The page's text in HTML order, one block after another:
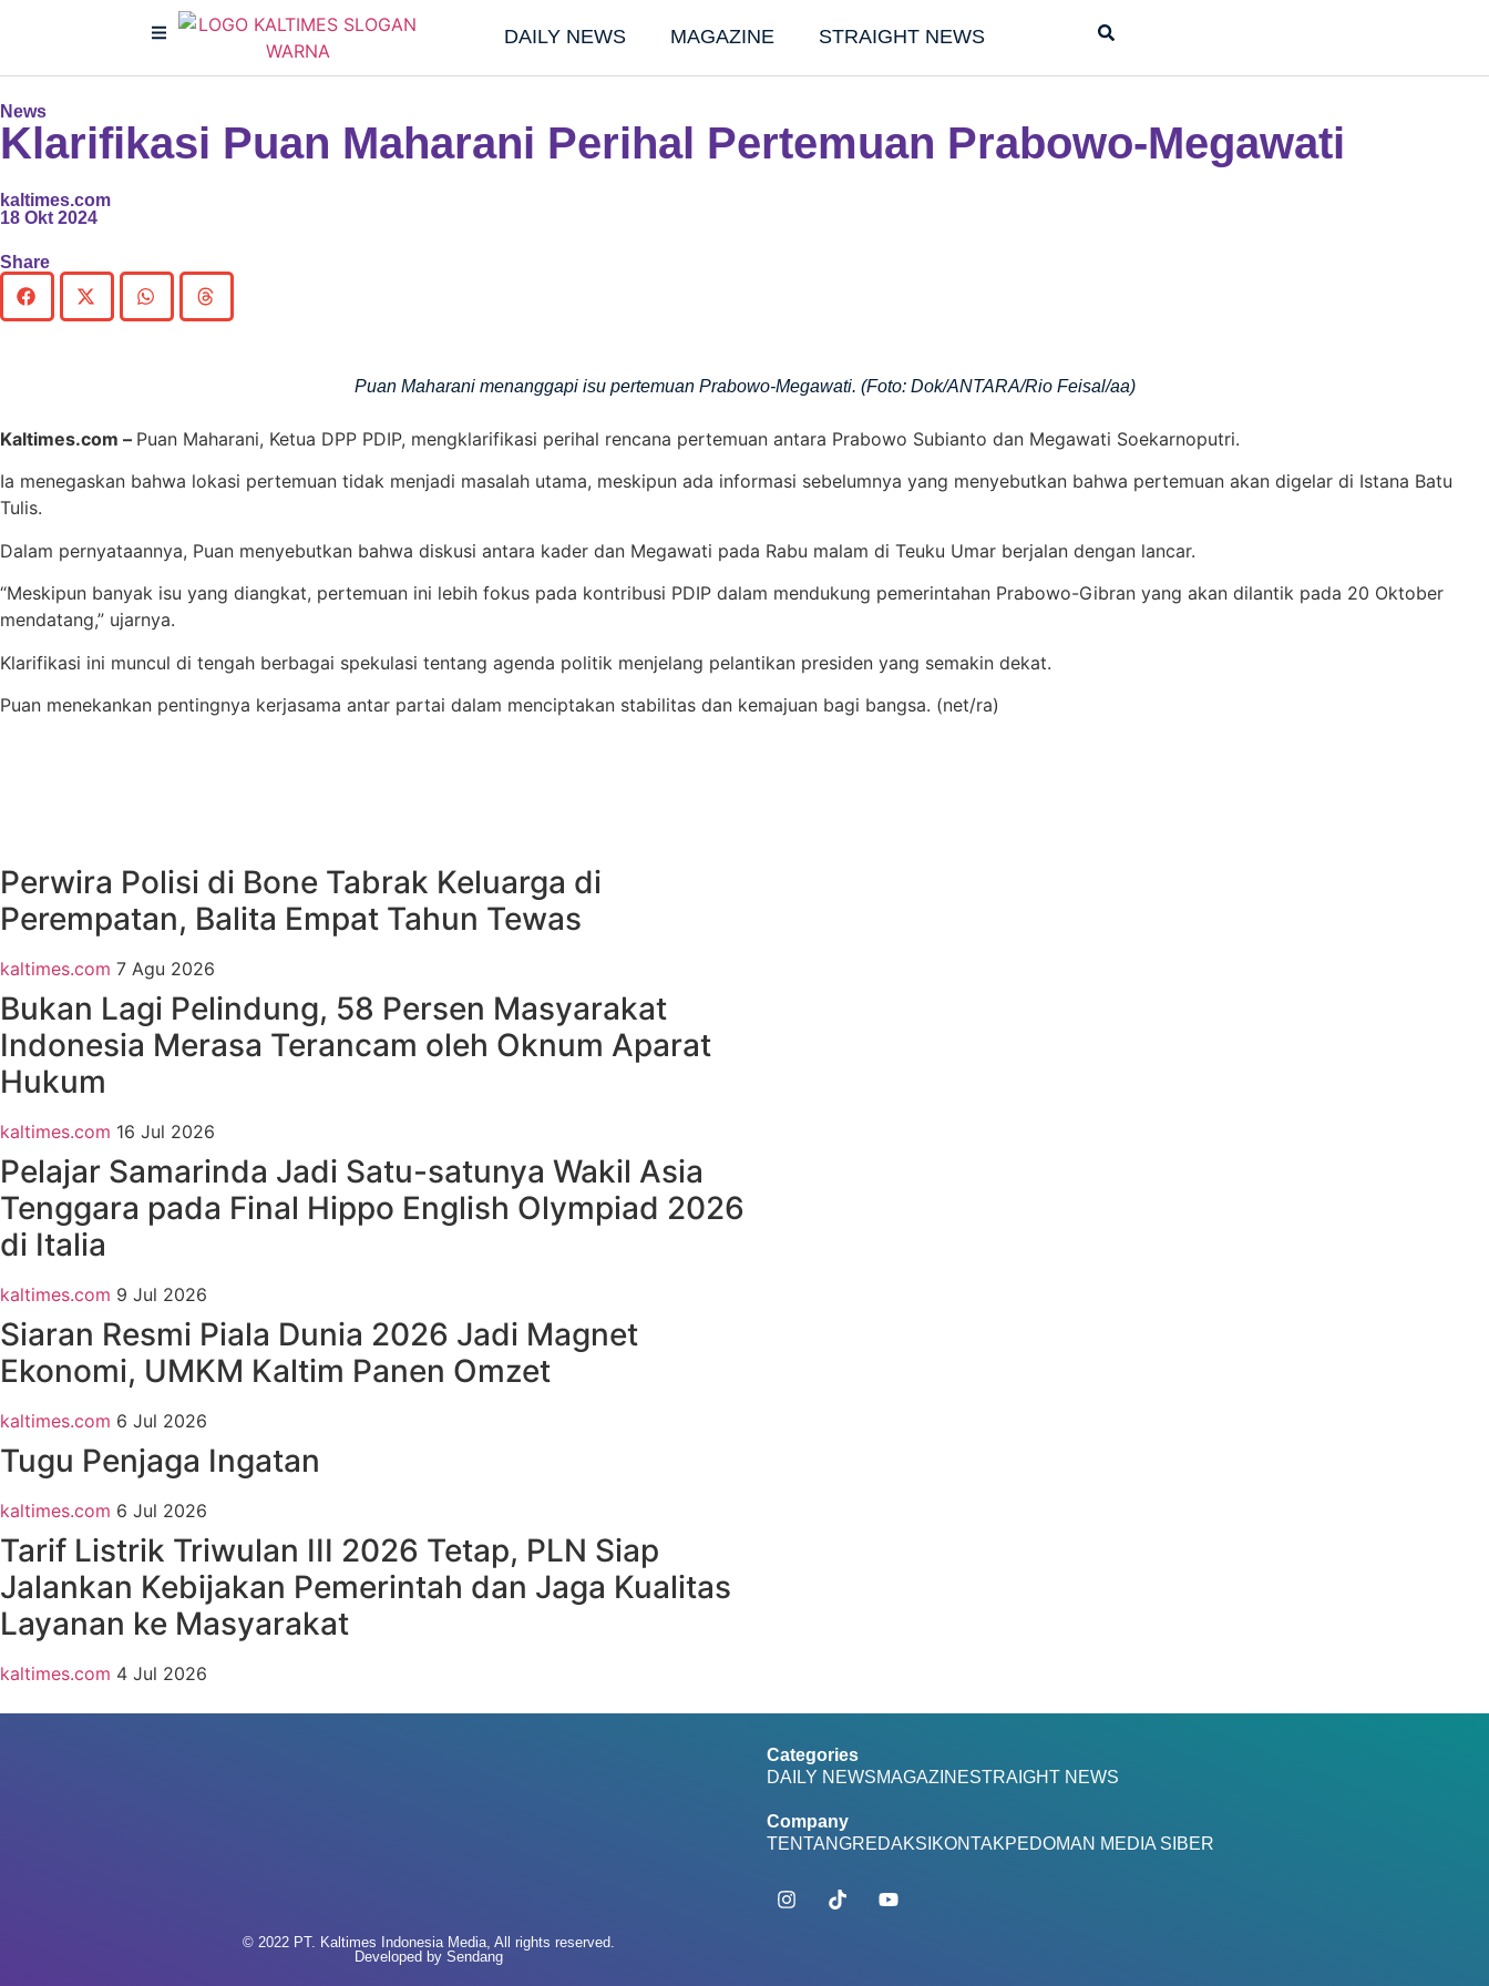
DAILY NEWS MAGAZINE STRAIGHT NEWS
News
Klarifikasi Puan Maharani Perihal Pertemuan Prabowo-Megawati
kaltimes.com
18 Okt 2024
Share
Puan Maharani menanggapi isu pertemuan Prabowo-Megawati. (Foto: Dok/ANTARA/Rio Feisal/aa)
Kaltimes.com – Puan Maharani, Ketua DPP PDIP, mengklarifikasi perihal rencana pertemuan antara Prabowo Subianto dan Megawati Soekarnoputri.
Ia menegaskan bahwa lokasi pertemuan tidak menjadi masalah utama, meskipun ada informasi sebelumnya yang menyebutkan bahwa pertemuan akan digelar di Istana Batu
Tulis.
Dalam pernyataannya, Puan menyebutkan bahwa diskusi antara kader dan Megawati pada Rabu malam di Teuku Umar berjalan dengan lancar.
“Meskipun banyak isu yang diangkat, pertemuan ini lebih fokus pada kontribusi PDIP dalam mendukung pemerintahan Prabowo-Gibran yang akan dilantik pada 20 Oktober
mendatang,” ujarnya​.
Klarifikasi ini muncul di tengah berbagai spekulasi tentang agenda politik menjelang pelantikan presiden yang semakin dekat.
Puan menekankan pentingnya kerjasama antar partai dalam menciptakan stabilitas dan kemajuan bagi bangsa. (net/ra)
Perwira Polisi di Bone Tabrak Keluarga di
Perempatan, Balita Empat Tahun Tewas
kaltimes.com 7 Agu 2026
Bukan Lagi Pelindung, 58 Persen Masyarakat
Indonesia Merasa Terancam oleh Oknum Aparat
Hukum
kaltimes.com 16 Jul 2026
Pelajar Samarinda Jadi Satu-satunya Wakil Asia
Tenggara pada Final Hippo English Olympiad 2026
di Italia
kaltimes.com 9 Jul 2026
Siaran Resmi Piala Dunia 2026 Jadi Magnet
Ekonomi, UMKM Kaltim Panen Omzet
kaltimes.com 6 Jul 2026
Tugu Penjaga Ingatan
kaltimes.com 6 Jul 2026
Tarif Listrik Triwulan III 2026 Tetap, PLN Siap
Jalankan Kebijakan Pemerintah dan Jaga Kualitas
Layanan ke Masyarakat
kaltimes.com 4 Jul 2026
© 2022 PT. Kaltimes Indonesia Media, All rights reserved.
Developed by Sendang
Categories
DAILY NEWSMAGAZINESTRAIGHT NEWS
Company
TENTANGREDAKSI KONTAKPEDOMAN MEDIA SIBER